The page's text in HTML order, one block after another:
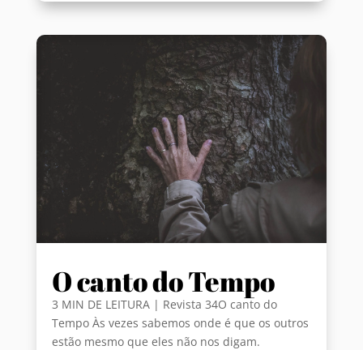
O canto do Tempo
3 MIN DE LEITURA | Revista 34O canto do
Tempo Às vezes sabemos onde é que os outros
estão mesmo que eles não nos digam.